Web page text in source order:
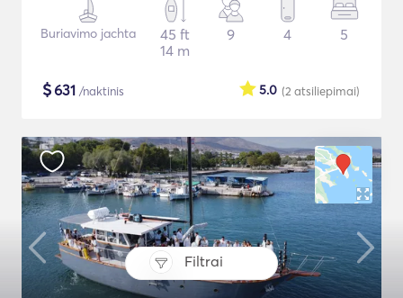
Filtrai
Buriavimo jachta
45 ft
14 m
9 4 5
$631 /naktinis (2 atsiliepimai)
5.0